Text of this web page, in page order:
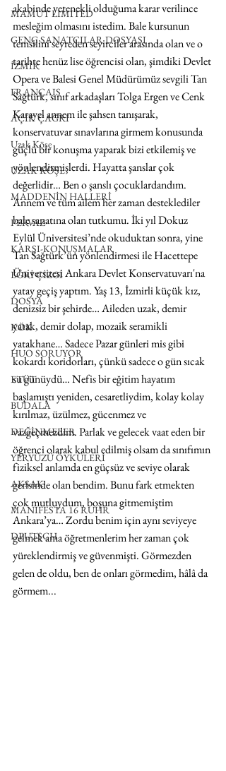
MAMUT LIMITED
GENÇ SANATÇILAR DOSYASI
İZMİR
FRANÇAIS
AÇIK ÇAĞRI
Uzak Köşe
UZAK KÖŞE
MADDENİN HALLERİ
PERVAZ
KARŞI-KONUŞMALAR
EĞRİ ÇİZGİ
DOSYA
KÖK
HUO SORUYOR
ETÜT
BUDALA
DEĞİNMELER
YERYÜZÜ ÖYKÜLERİ
AKSAK
MANIFESTA 16 RUHR
DEUTSCH
akabinde yetenekli olduğuma karar verilince
mesleğim olmasını istedim. Bale kursunun
temsilini seyreden seyirciler arasında olan ve o
tarihte henüz lise öğrencisi olan, şimdiki Devlet
Opera ve Balesi Genel Müdürümüz sevgili Tan
Sağtürk, sınıf arkadaşları Tolga Ergen ve Cenk
Karayel annem ile şahsen tanışarak,
konservatuvar sınavlarına girmem konusunda
güçlü bir konuşma yaparak bizi etkilemiş ve
yönlendirmişlerdi. Hayatta şanslar çok
değerlidir… Ben o şanslı çocuklardandım.
Annem ve tüm ailem her zaman desteklediler
bale sanatına olan tutkumu. İki yıl Dokuz
Eylül Üniversitesi’nde okuduktan sonra, yine
Tan Sağtürk’ün yönlendirmesi ile Hacettepe
Üniversitesi Ankara Devlet Konservatuvarı'na
yatay geçiş yaptım. Yaş 13, İzmirli küçük kız,
denizsiz bir şehirde… Aileden uzak, demir
yatak, demir dolap, mozaik seramikli
yatakhane… Sadece Pazar günleri mis gibi
kokardı koridorları, çünkü sadece o gün sıcak
su günüydü… Nefis bir eğitim hayatım
başlamıştı yeniden, cesaretliydim, kolay kolay
kırılmaz, üzülmez, gücenmez ve
vazgeçmezdim. Parlak ve gelecek vaat eden bir
öğrenci olarak kabul edilmiş olsam da sınıfımın
fiziksel anlamda en güçsüz ve seviye olarak
gerisinde olan bendim. Bunu fark etmekten
çok mutluydum, boşuna gitmemiştim
Ankara’ya… Zordu benim için aynı seviyeye
gelmek ama öğretmenlerim her zaman çok
yüreklendirmiş ve güvenmişti. Görmezden
gelen de oldu, ben de onları görmedim, hâlâ da
görmem...